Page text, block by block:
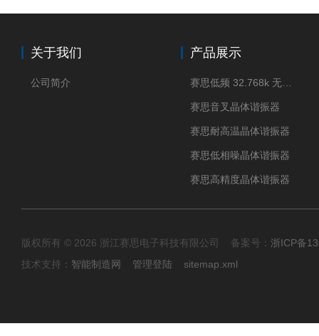
关于我们
公司简介
产品展示
赛思音叉晶体谐振器
赛思耐高温晶体谐振器
赛思低相噪晶体谐振器
赛思高精度晶体谐振器
版权所有 © 2026 浙江赛思电子科技有限公司 备案号： 浙ICP备
技术支持： 智能制造网 管理登陆 sitemap.xml